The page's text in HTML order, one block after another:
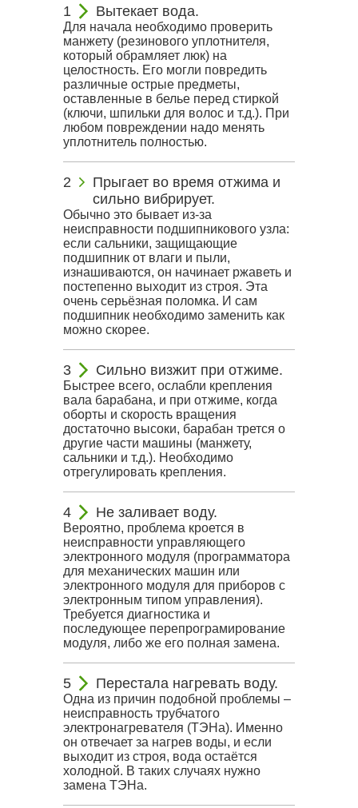
Вытекает вода.
Для начала необходимо проверить
манжету (резинового уплотнителя,
который обрамляет люк) на
целостность. Его могли повредить
различные острые предметы,
оставленные в белье перед стиркой
(ключи, шпильки для волос и т.д.). При
любом повреждении надо менять
уплотнитель полностью.
Прыгает во время отжима и
сильно вибрирует.
Обычно это бывает из-за
неисправности подшипникового узла:
если сальники, защищающие
подшипник от влаги и пыли,
изнашиваются, он начинает ржаветь и
постепенно выходит из строя. Эта
очень серьёзная поломка. И сам
подшипник необходимо заменить как
можно скорее.
Сильно визжит при отжиме.
Быстрее всего, ослабли крепления
вала барабана, и при отжиме, когда
оборты и скорость вращения
достаточно высоки, барабан трется о
другие части машины (манжету,
сальники и т.д.). Необходимо
отрегулировать крепления.
Не заливает воду.
Вероятно, проблема кроется в
неисправности управляющего
электронного модуля (программатора
для механических машин или
электронного модуля для приборов с
электронным типом управления).
Требуется диагностика и
последующее перепрограмирование
модуля, либо же его полная замена.
Перестала нагревать воду.
Одна из причин подобной проблемы –
неисправность трубчатого
электронагревателя (ТЭНа). Именно
он отвечает за нагрев воды, и если
выходит из строя, вода остаётся
холодной. В таких случаях нужно
замена ТЭНа.